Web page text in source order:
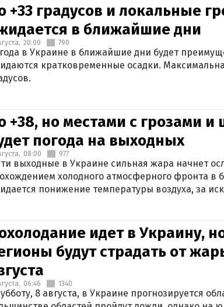
+33 градусов и локальные
в ближайшие дни
20:00 790
в Украине в ближайшие дни будет
кратковременные осадки.
+38, но местами с грозами
погода на выходных
08:00 977
выходные в Украине сильная жара начнет
холодного атмосферного фронта в
понижение температуры воздуха, за
идет в Украину,
будут страдать от
06:46 1340
8 августа, в Украине прогнозируется